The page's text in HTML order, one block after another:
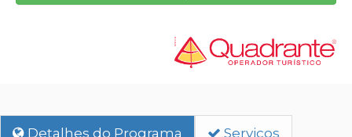
Detalhes do Programa Servicos